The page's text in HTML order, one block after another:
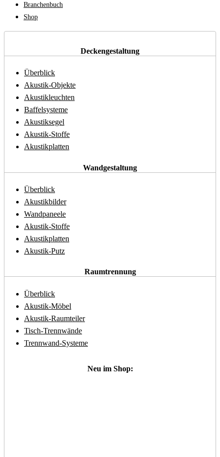
Branchenbuch
Shop
Deckengestaltung
Überblick
Akustik-Objekte
Akustikleuchten
Baffelsysteme
Akustiksegel
Akustik-Stoffe
Akustikplatten
Wandgestaltung
Überblick
Akustikbilder
Wandpaneele
Akustik-Stoffe
Akustikplatten
Akustik-Putz
Raumtrennung
Überblick
Akustik-Möbel
Akustik-Raumteiler
Tisch-Trennwände
Trennwand-Systeme
Neu im Shop: